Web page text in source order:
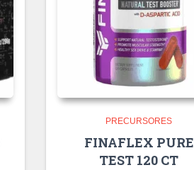
PRECURSORES
FINAFLEX PURE
TEST 120 CT